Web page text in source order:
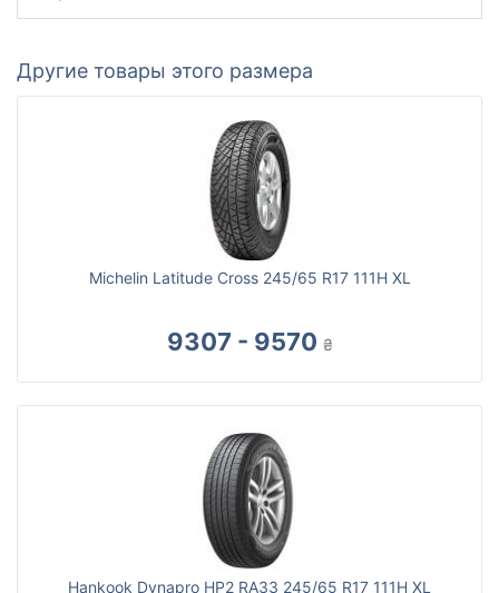
Другие товары этого размера
Michelin Latitude Cross 245/65 R17 111H XL
9307 - 9570 ₴
Hankook Dynapro HP2 RA33 245/65 R17 111H XL